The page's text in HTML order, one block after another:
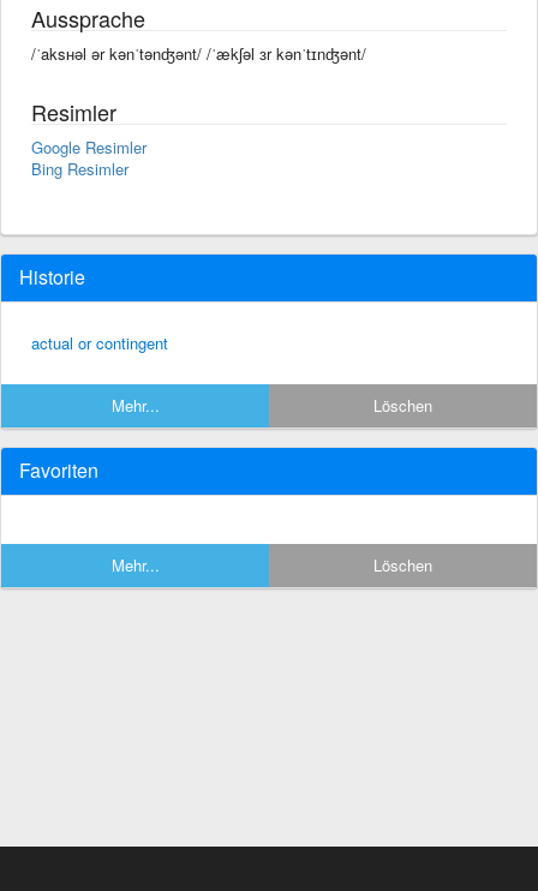
Aussprache
/ˈaksʜəl ər kənˈtənʤənt/ /ˈækʃəl ɜr kənˈtɪnʤənt/
Resimler
Google Resimler
Bing Resimler
Historie
actual or contingent
Mehr... Löschen
Favoriten
Mehr... Löschen